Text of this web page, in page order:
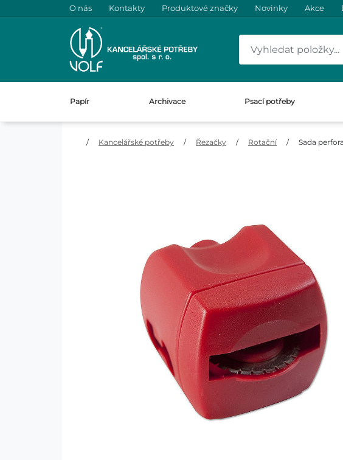
O nás Kontakty Produktové značky Novinky Akce
Papír Archivace Psací potřeby
/ Kancelářské potřeby / Řezačky / Rotační / Sada